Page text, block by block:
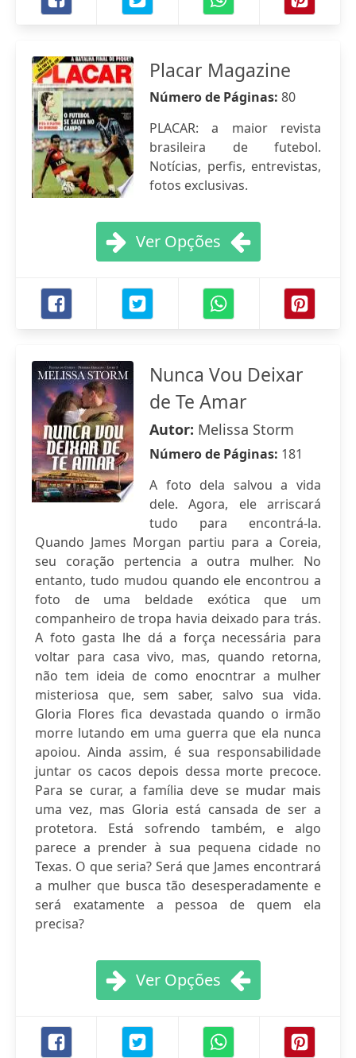
Placar Magazine
Número de Páginas: 80
PLACAR: a maior revista
brasileira de futebol.
Notícias, perfis, entrevistas,
fotos exclusivas.
Ver Opções
Nunca Vou Deixar
de Te Amar
Autor: Melissa Storm
Número de Páginas: 181
A foto dela salvou a vida
dele. Agora, ele arriscará
tudo para encontrá-la.
Quando James Morgan partiu para a Coreia,
seu coração pertencia a outra mulher. No
entanto, tudo mudou quando ele encontrou a
foto de uma beldade exótica que um
companheiro de tropa havia deixado para trás.
A foto gasta lhe dá a força necessária para
voltar para casa vivo, mas, quando retorna,
não tem ideia de como enocntrar a mulher
misteriosa que, sem saber, salvo sua vida.
Gloria Flores fica devastada quando o irmão
morre lutando em uma guerra que ela nunca
apoiou. Ainda assim, é sua responsabilidade
juntar os cacos depois dessa morte precoce.
Para se curar, a família deve se mudar mais
uma vez, mas Gloria está cansada de ser a
protetora. Está sofrendo também, e algo
parece a prender à sua pequena cidade no
Texas. O que seria? Será que James encontrará
a mulher que busca tão desesperadamente e
será exatamente a pessoa de quem ela
precisa?
Ver Opções